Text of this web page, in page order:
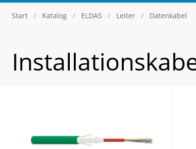
Start Katalog ELDAS Leiter Datenkabel